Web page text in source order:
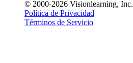
© 2000-2026 Visionlearning, Inc.
Política de Privacidad
Términos de Servicio